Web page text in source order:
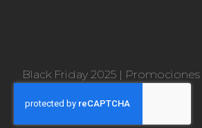
Black Friday 2025 |